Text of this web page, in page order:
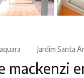
Jardim Santa
mackenzi